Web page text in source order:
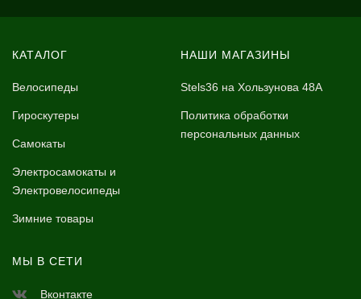
КАТАЛОГ
Велосипеды
Гироскутеры
Самокаты
Электросамокаты и
Электровелосипеды
Зимние товары
НАШИ МАГАЗИНЫ
Stels36 на Хользунова 48А
Политика обработки
персональных данных
МЫ В СЕТИ
Вконтакте